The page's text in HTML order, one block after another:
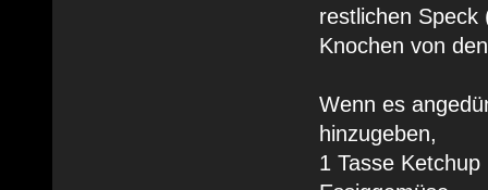
restlichen Speck
Knochen von
Wenn es
hinzugeben,
1 Tasse